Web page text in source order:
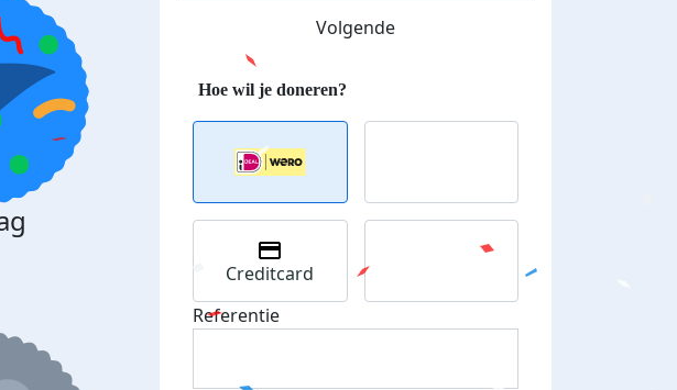
Volgende
Creditcard
Referentie